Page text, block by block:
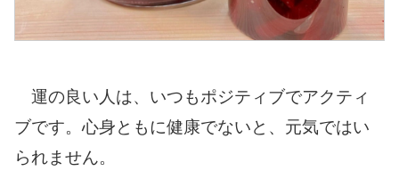
運の良い人は、いつもポジティブでアクティ
ブです。心身ともに健康でないと、元気ではい
られません。